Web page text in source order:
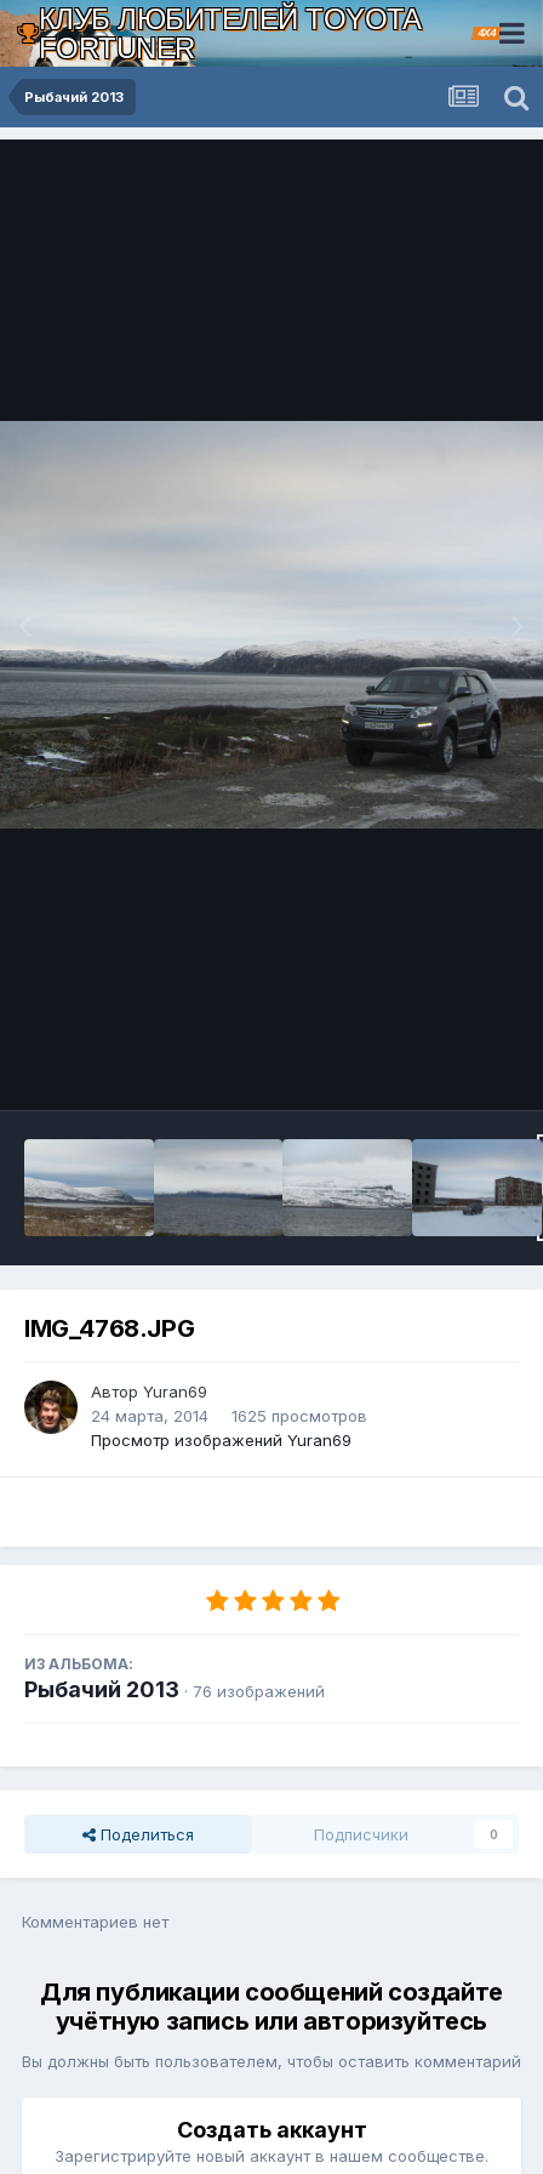
КЛУБ ЛЮБИТЕЛЕЙ TOYOTA
FORTUNER
4X4
Рыбачий 2013
IMG_4768.JPG
Автор Yuran69
24 марта, 2014
1625 просмотров
Просмотр изображений Yuran69
ИЗ АЛЬБОМА:
Рыбачий 2013 · 76 изображений
Поделиться Подписчики 0
Комментариев нет
Для публикации сообщений создайте
учётную запись или авторизуйтесь
Вы должны быть пользователем, чтобы оставить комментарий
Создать аккаунт
Зарегистрируйте новый аккаунт в нашем сообществе.